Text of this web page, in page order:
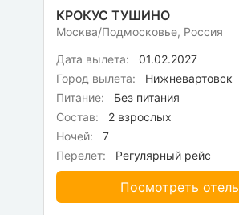
КРОКУС ТУШИНО
Москва/Подмосковье, Россия
Дата вылета:
01.02.2027
Город вылета:
Нижневартовск
Питание:
Без питания
Состав:
2 взрослых
Ночей:
7
Перелет:
Регулярный рейс
Посмотреть отель